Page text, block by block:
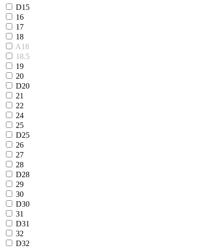
D15
16
17
18
A18
18.5
19
20
D20
21
22
24
25
D25
26
27
28
D28
29
30
D30
31
D31
32
D32